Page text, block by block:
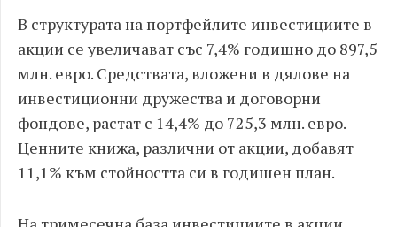
В структурата на портфейлите инвестициите в
акции се увеличават със 7,4% годишно до 897,5
млн. евро. Средствата, вложени в дялове на
инвестиционни дружества и договорни
фондове, растат с 14,4% до 725,3 млн. евро.
Ценните книжа, различни от акции, добавят
11,1% към стойността си в годишен план.